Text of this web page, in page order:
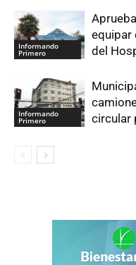
Informando
Primero
equipar
del
Informando
Primero
circular